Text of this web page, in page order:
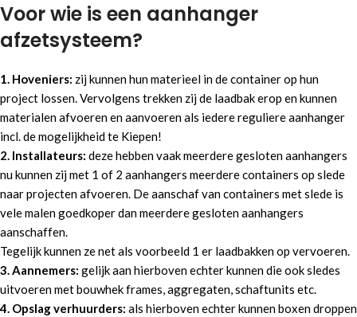
Voor wie is een aanhanger
afzetsysteem?
1. Hoveniers: zij kunnen hun materieel in de container op hun
project lossen. Vervolgens trekken zij de laadbak erop en kunnen
materialen afvoeren en aanvoeren als iedere reguliere aanhanger
incl. de mogelijkheid te Kiepen!
2. Installateurs: deze hebben vaak meerdere gesloten aanhangers
nu kunnen zij met 1 of 2 aanhangers meerdere containers op slede
naar projecten afvoeren. De aanschaf van containers met slede is
vele malen goedkoper dan meerdere gesloten aanhangers
aanschaffen.
Tegelijk kunnen ze net als voorbeeld 1 er laadbakken op vervoeren.
3. Aannemers: gelijk aan hierboven echter kunnen die ook sledes
uitvoeren met bouwhek frames, aggregaten, schaftunits etc.
4. Opslag verhuurders: als hierboven echter kunnen boxen droppen